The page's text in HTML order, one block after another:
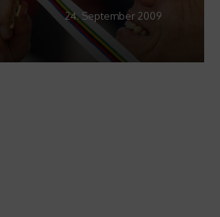
24. September 2009